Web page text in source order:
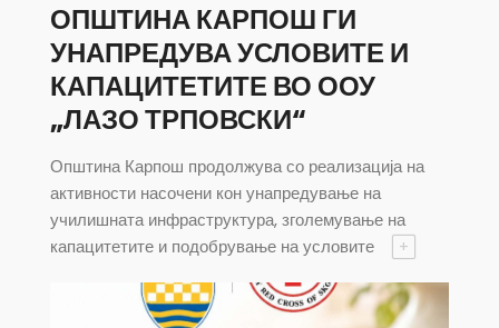
ОПШТИНА КАРПОШ ГИ
УНАПРЕДУВА УСЛОВИТЕ И
КАПАЦИТЕТИТЕ ВО ООУ
„ЛАЗО ТРПОВСКИ“
Општина Карпош продолжува со реализација на
активности насочени кон унапредување на
училишната инфраструктура, зголемување на
капацитетите и подобрување на условите
+